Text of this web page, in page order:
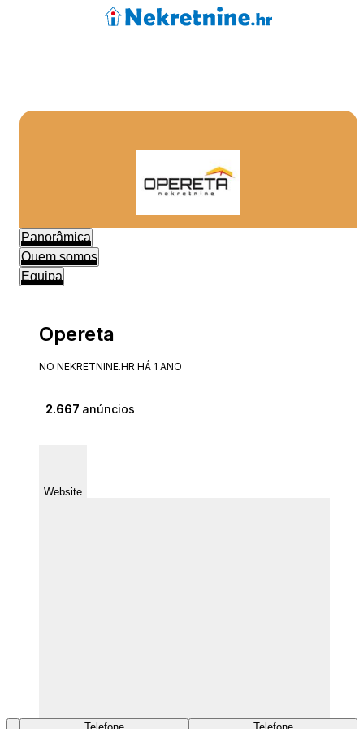
Panorâmica
Quem somos
Equipa
Opereta
NO NEKRETNINE.HR HÁ 1 ANO
2.667 anúncios
Website